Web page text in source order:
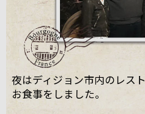
夜はディジョン市内のレス
お食事をしました。